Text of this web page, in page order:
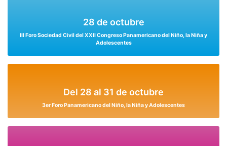
28 de octubre
III Foro Sociedad Civil del XXII Congreso Panamericano del Niño, la Niña y
Adolescentes
Del 28 al 31 de octubre
3er Foro Panamericano del Niño, la Niña y Adolescentes